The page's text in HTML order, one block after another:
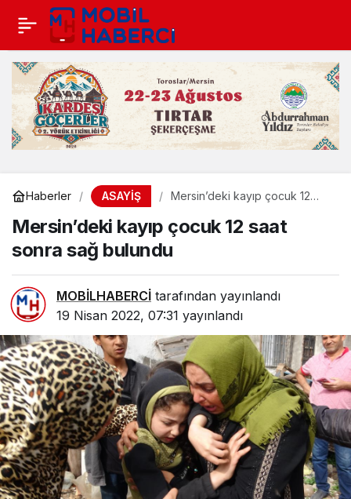
Haberler ASAYİŞ
Mersin’deki kayıp çocuk 12
Mersin’deki kayıp çocuk 12 saat
sonra sağ bulundu
MOBİLHABERCİ tarafından yayınlandı
19 Nisan 2022, 07:31 yayınlandı